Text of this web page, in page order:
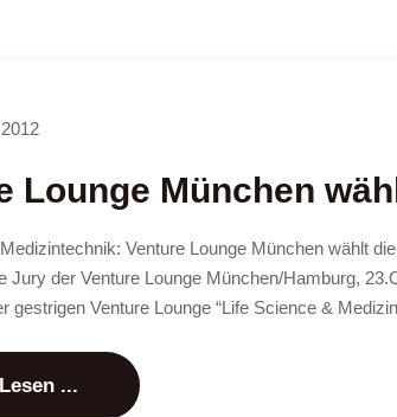
Lounge München
Venture Lounge München wählt
Jury der Venture Lounge München/Hamburg,
gestrigen Venture Lounge “Life Science &
...